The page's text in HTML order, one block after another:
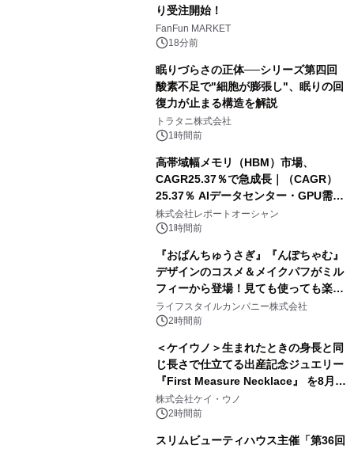
り受注開始！
FanFun MARKET
18分前
眠りづらさの正体──シリーズ第四回
酸素不足で"細胞が膨張し"、眠りの回
復力が止まる構造を解説
トラタニ株式会社
1時間前
高帯域幅メモリ（HBM）市場、
CAGR25.37％で急成長｜（CAGR）
25.37％ AIデータセンター・GPU需要
拡大が2035年の市場成長を牽引
株式会社レポートオーシャン
1時間前
『おぱんちゅうさぎ』『んぽちゃむ』
デザインのコスメ＆メイクパフがミル
フィーから登場！見ても使っても楽し
い、ポップでキュートなコレクショ
ン。
ライフスタイルカンパニー株式会社
2時間前
＜ケイウノ＞生まれたときの身長と同
じ長さで仕立てる出産記念ジュエリー
『First Measure Necklace』 を8月14
日(金)に発売
株式会社ケイ・ウノ
2時間前
スリムビューティハウス主催「第36回